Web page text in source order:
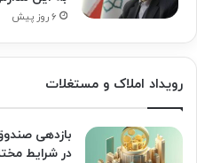
۶ روز پیش
رویداد املاک و مستغلات
بازدهی
در شرایط